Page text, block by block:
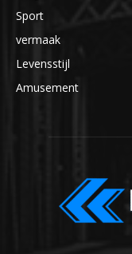
Sport
vermaak
Levensstijl
Amusement